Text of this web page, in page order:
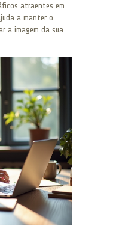
atraentes em
a manter o
a imagem da sua